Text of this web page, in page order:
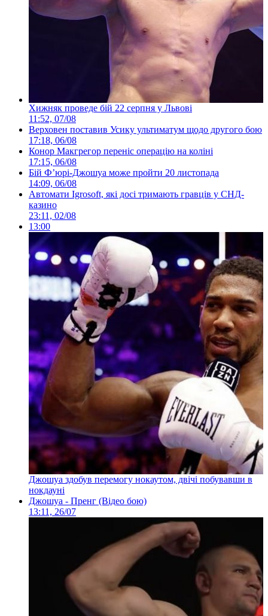
Хижняк проведе бій 22 серпня у Львові
11:52, 07/08
Верховен поставив Усику ультиматум щодо другого бою
17:18, 06/08
Конор Макгрегор переніс операцію на коліні
17:15, 06/08
Бій Ф’юрі-Джошуа може пройти 20 листопада
14:09, 06/08
Автомати Igrosoft, які досі тримають гравців у СНД-
казино
23:11, 02/08
13:00
Джошуа здобув перемогу нокаутом, двічі побувавши в
нокдауні
Джошуа - Пренг (Відео бою)
13:11, 26/07